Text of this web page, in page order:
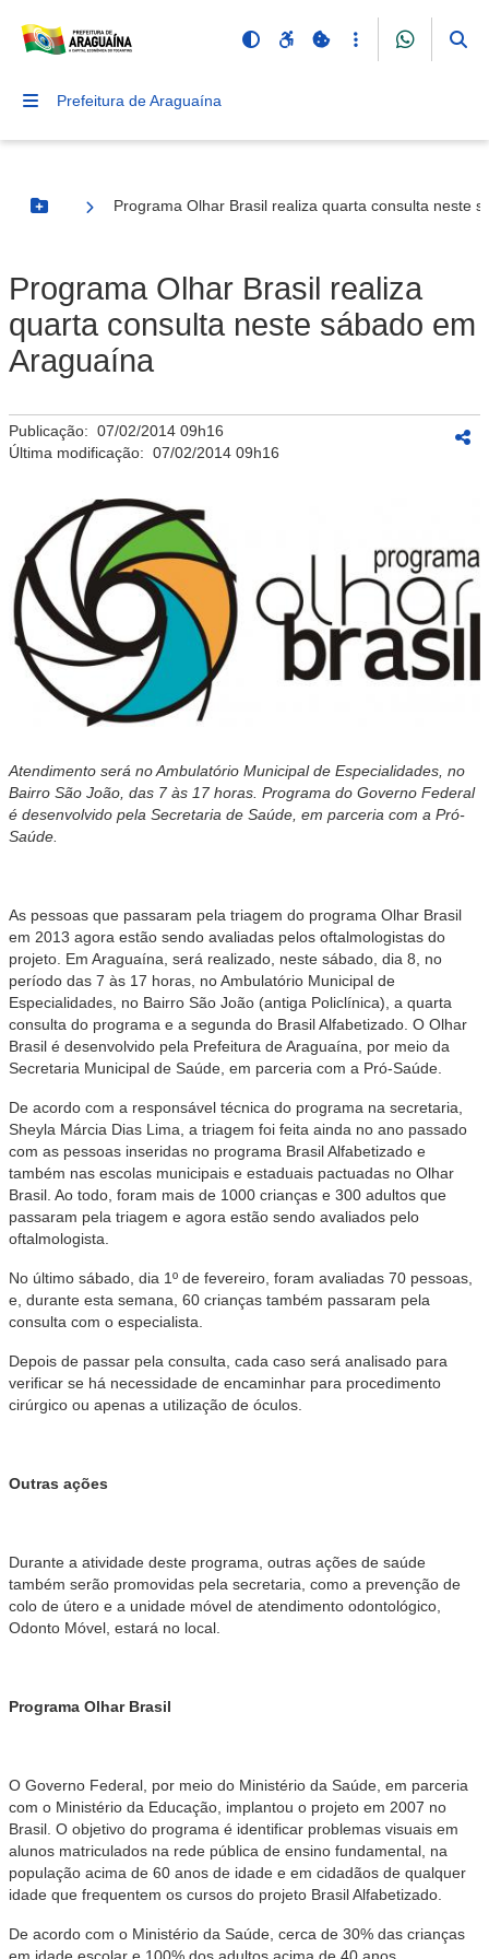
Prefeitura de Araguaína
Botão Menu
Programa Olhar Brasil realiza quarta consulta neste
Programa Olhar Brasil realiza
quarta consulta neste sábado em
Araguaína
Publicação: 07/02/2014 09h16
Última modificação: 07/02/2014 09h16
Atendimento será no Ambulatório Municipal de Especialidades, no
Bairro São João, das 7 às 17 horas. Programa do Governo Federal
é desenvolvido pela Secretaria de Saúde, em parceria com a Pró-
Saúde.
As pessoas que passaram pela triagem do programa Olhar Brasil
em 2013 agora estão sendo avaliadas pelos oftalmologistas do
projeto. Em Araguaína, será realizado, neste sábado, dia 8, no
período das 7 às 17 horas, no Ambulatório Municipal de
Especialidades, no Bairro São João (antiga Policlínica), a quarta
consulta do programa e a segunda do Brasil Alfabetizado. O Olhar
Brasil é desenvolvido pela Prefeitura de Araguaína, por meio da
Secretaria Municipal de Saúde, em parceria com a Pró-Saúde.
De acordo com a responsável técnica do programa na secretaria,
Sheyla Márcia Dias Lima, a triagem foi feita ainda no ano passado
com as pessoas inseridas no programa Brasil Alfabetizado e
também nas escolas municipais e estaduais pactuadas no Olhar
Brasil. Ao todo, foram mais de 1000 crianças e 300 adultos que
passaram pela triagem e agora estão sendo avaliados pelo
oftalmologista.
No último sábado, dia 1º de fevereiro, foram avaliadas 70 pessoas,
e, durante esta semana, 60 crianças também passaram pela
consulta com o especialista.
Depois de passar pela consulta, cada caso será analisado para
verificar se há necessidade de encaminhar para procedimento
cirúrgico ou apenas a utilização de óculos.
Outras ações
Durante a atividade deste programa, outras ações de saúde
também serão promovidas pela secretaria, como a prevenção de
colo de útero e a unidade móvel de atendimento odontológico,
Odonto Móvel, estará no local.
Programa Olhar Brasil
O Governo Federal, por meio do Ministério da Saúde, em parceria
com o Ministério da Educação, implantou o projeto em 2007 no
Brasil. O objetivo do programa é identificar problemas visuais em
alunos matriculados na rede pública de ensino fundamental, na
população acima de 60 anos de idade e em cidadãos de qualquer
idade que frequentem os cursos do projeto Brasil Alfabetizado.
De acordo com o Ministério da Saúde, cerca de 30% das crianças
em idade escolar e 100% dos adultos acima de 40 anos